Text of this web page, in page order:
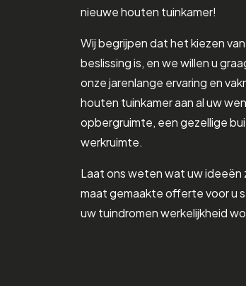
nieuwe houten tuinkamer!
Wij begrijpen dat het kiezen
beslissing is, en we willen u
onze jarenlange ervaring en
houten tuinkamer aan al uw
opbergruimte, een gezellige
werkruimte.
Laat ons weten wat uw ideeën
maat gemaakte offerte voor u
uw tuindromen werkelijkheid